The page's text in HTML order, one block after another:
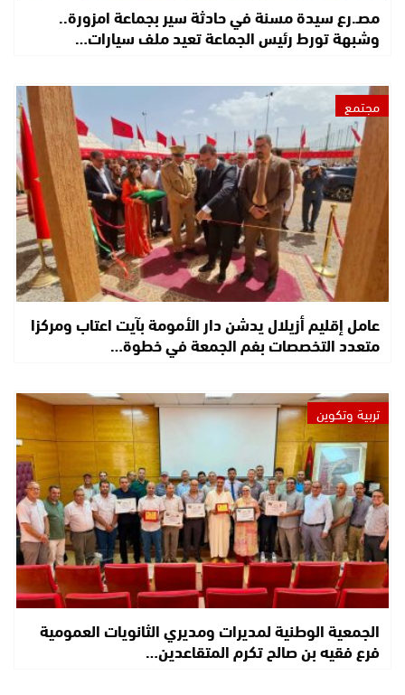
مصـ.رع سيدة مسنة في حادثة سير بجماعة امزورة..
وشبهة تورط رئيس الجماعة تعيد ملف سيارات…
مجتمع
عامل إقليم أزيلال يدشن دار الأمومة بآيت اعتاب ومركزا
متعدد التخصصات بفم الجمعة في خطوة…
تربية وتكوين
الجمعية الوطنية لمديرات ومديري الثانويات العمومية
فرع فقيه بن صالح تكرم المتقاعدين…